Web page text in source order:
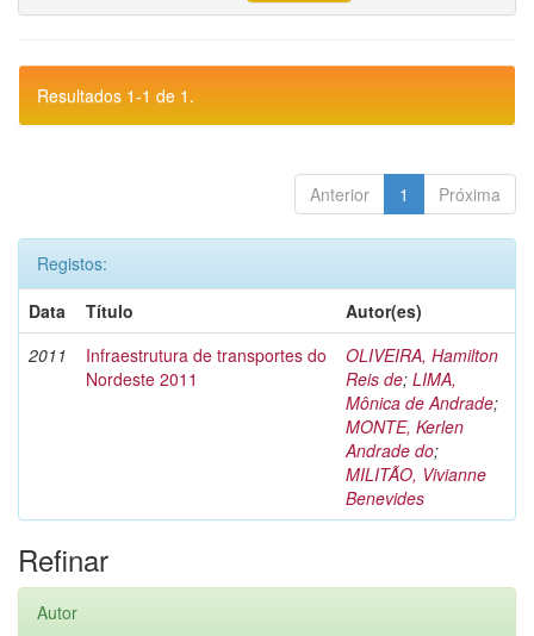
Resultados 1-1 de 1.
Anterior 1 Próxima
Registos:
Data
Título
Autor(es)
2011
Infraestrutura de transportes do
Nordeste 2011
OLIVEIRA, Hamilton
Reis de; LIMA,
Mônica de Andrade;
MONTE, Kerlen
Andrade do;
MILITÃO, Vivianne
Benevides
Refinar
Autor